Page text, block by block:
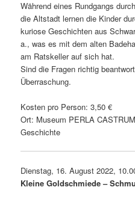
Während eines Rundgangs
die Altstadt lernen die Kinder
kuriose Geschichten aus
a., was es mit dem alten
am Ratskeller auf sich hat.
Sind die Fragen richtig
Überraschung.
Kosten pro Person: 3,50 €
Ort: Museum PERLA
Geschichte
Dienstag, 16. August 2022,
Kleine Goldschmiede –